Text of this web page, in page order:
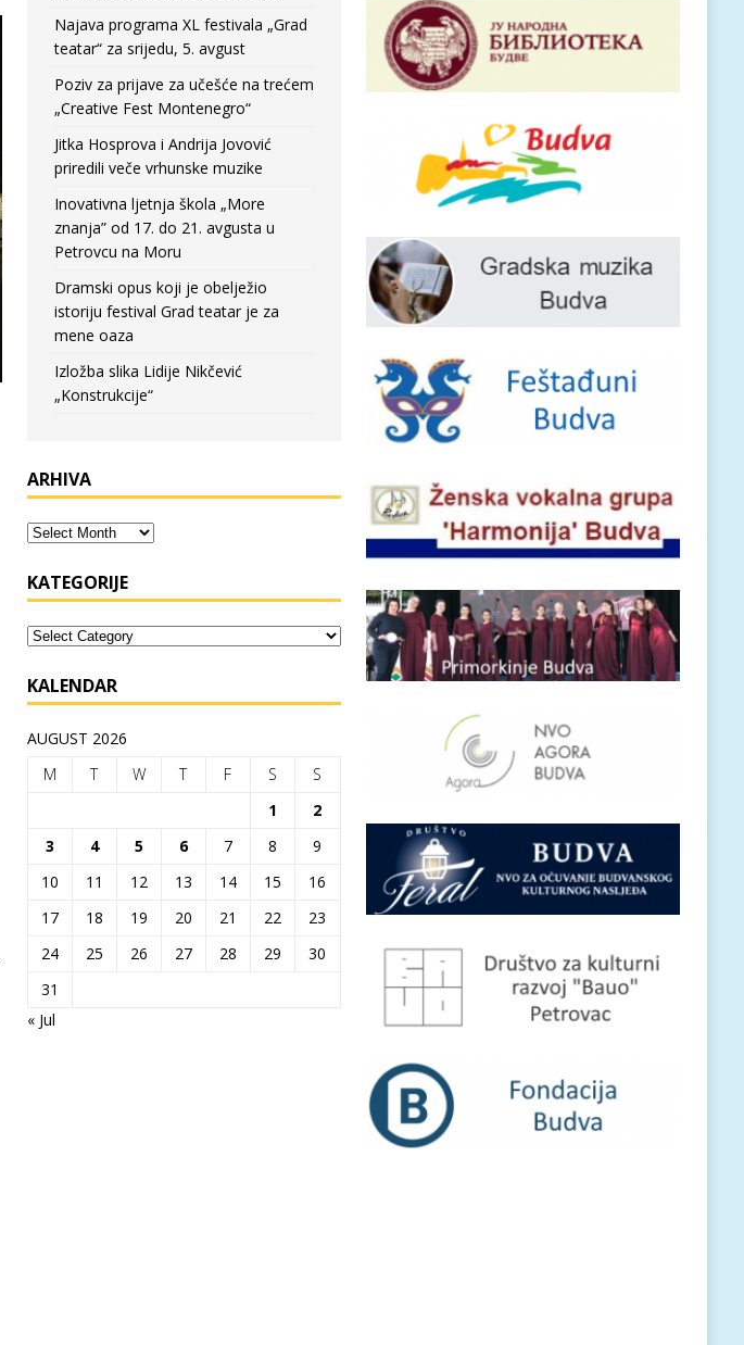
Najava programa XL festivala „Grad
teatar“ za srijedu, 5. avgust
Poziv za prijave za učešće na trećem
„Creative Fest Montenegro“
Jitka Hosprova i Andrija Jovović
priredili veče vrhunske muzike
Inovativna ljetnja škola „More
znanja” od 17. do 21. avgusta u
Petrovcu na Moru
Dramski opus koji je obelježio
istoriju festival Grad teatar je za
mene oaza
Izložba slika Lidije Nikčević
„Konstrukcije“
ARHIVA
KATEGORIJE
KALENDAR
AUGUST 2026
M
T W T F S
S
1
2
3
4 5 6 7 8
9
10
11 12 13 14 15
16
17
18 19 20 21 22
23
24
25 26 27 28 29
30
31
« Jul